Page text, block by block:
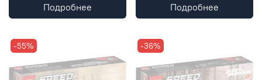
Подробнее Подробнее
-55% -36%